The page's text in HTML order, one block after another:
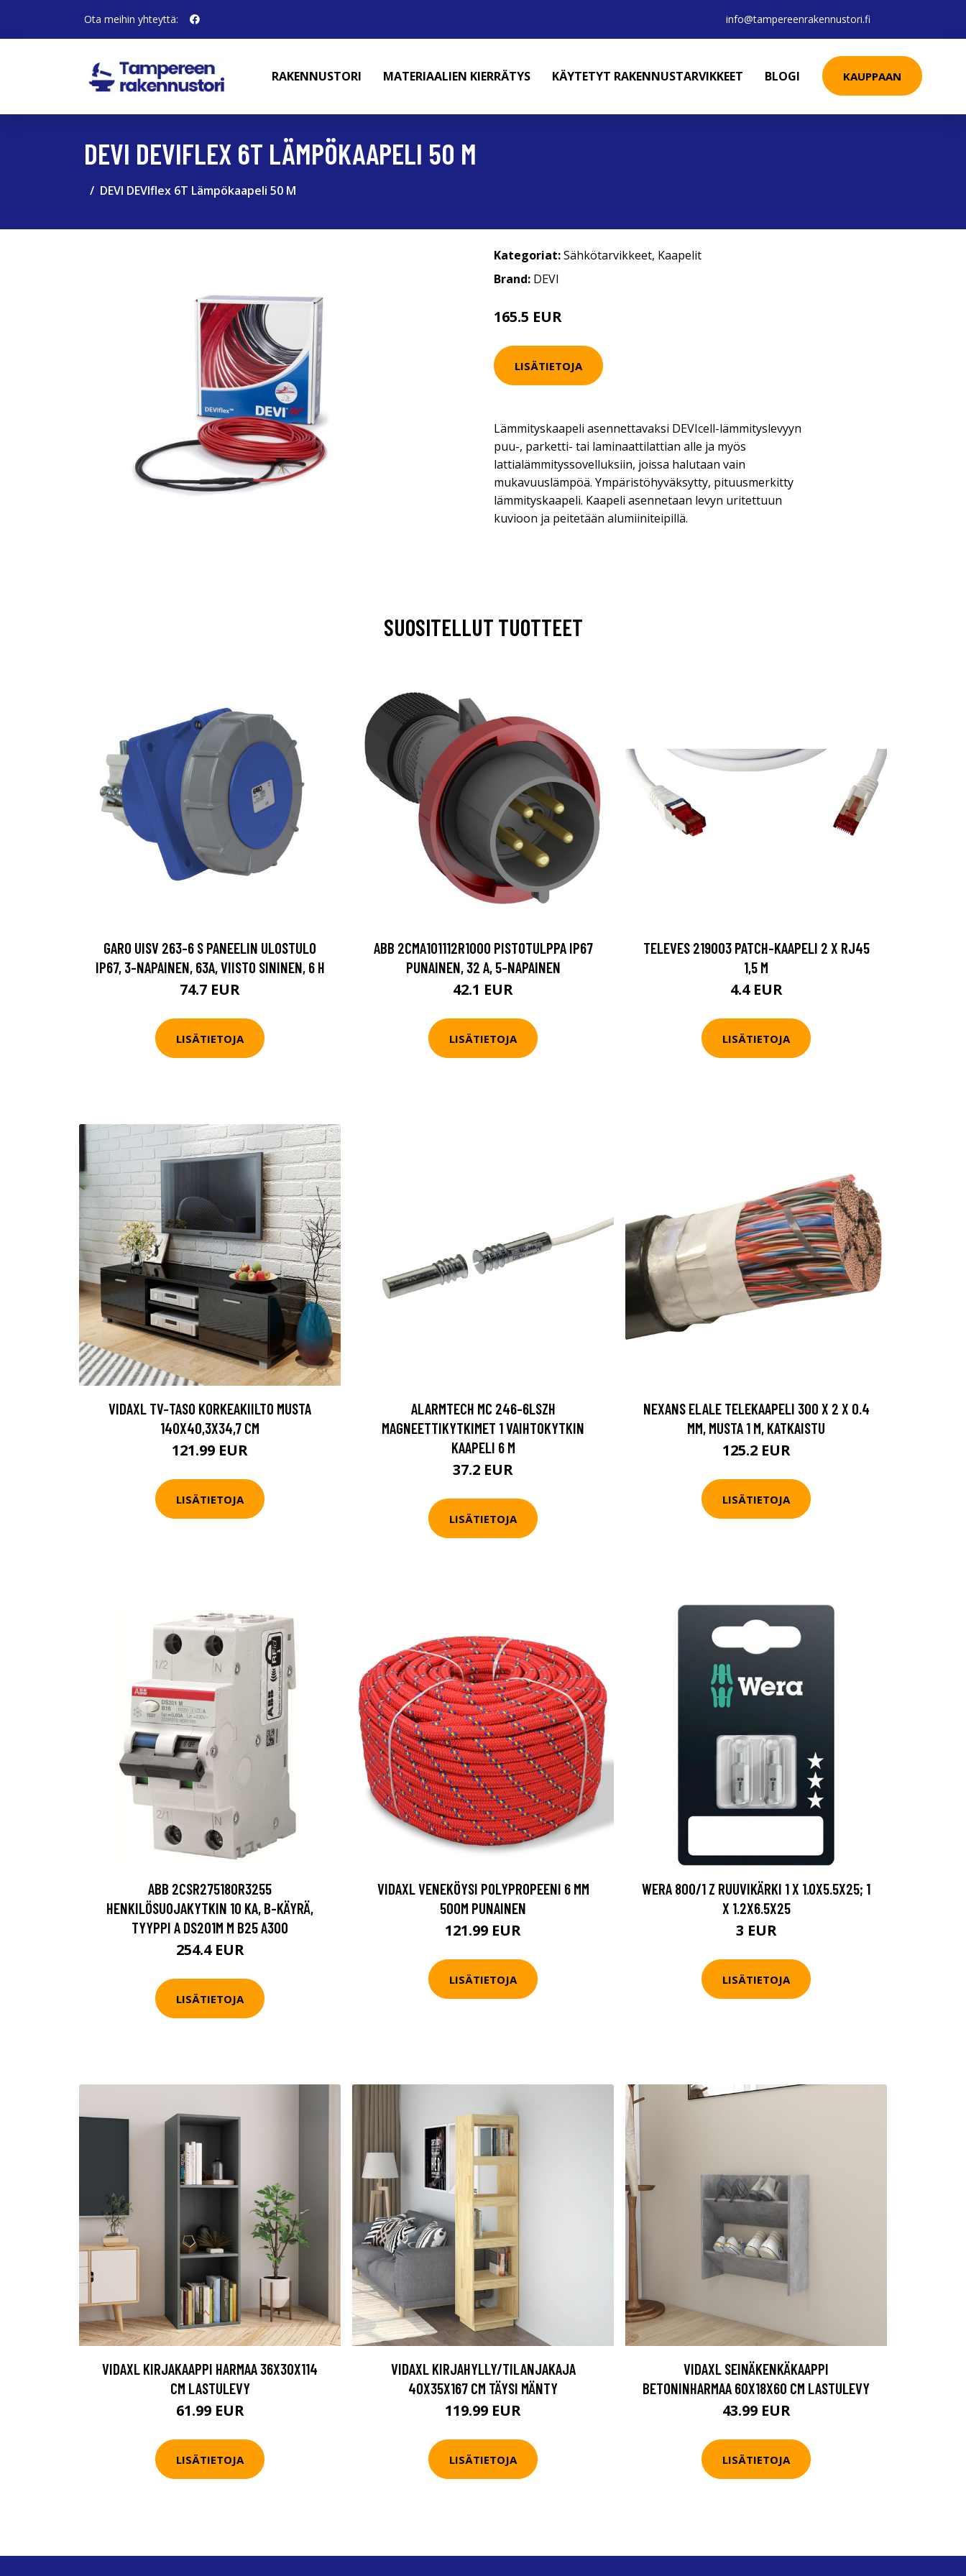
Ota meihin yhteyttä: info@tampereenrakennustori.fi
RAKENNUSTORI MATERIAALIEN KIERRÄTYS KÄYTETYT RAKENNUSTARVIKKEET BLOGI KAUPPAAN
DEVI DEVIFLEX 6T LÄMPÖKAAPELI 50 M
DEVI DEVIflex 6T Lämpökaapeli 50 M
Kategoriat:Sähkötarvikkeet, Kaapelit
Brand: DEVI
165.5 EUR
LISÄTIETOJA
Lämmityskaapeli asennettavaksi DEVIcell-lämmityslevyyn
puu-, parketti- tai laminaattilattian alle ja myös
lattialämmityssovelluksiin, joissa halutaan vain
mukavuuslämpöä. Ympäristöhyväksytty, pituusmerkitty
lämmityskaapeli. Kaapeli asennetaan levyn uritettuun
kuvioon ja peitetään alumiiniteipillä.
SUOSITELLUT TUOTTEET
GARO UISV 263-6 S PANEELIN ULOSTULO
IP67, 3-NAPAINEN, 63A, VIISTO SININEN, 6 H
74.7 EUR
LISÄTIETOJA
ABB 2CMA101112R1000 PISTOTULPPA IP67
PUNAINEN, 32 A, 5-NAPAINEN
42.1 EUR
LISÄTIETOJA
TELEVES 219003 PATCH-KAAPELI 2 X RJ45
1,5 M
4.4 EUR
LISÄTIETOJA
VIDAXL TV-TASO KORKEAKIILTO MUSTA
140X40,3X34,7 CM
121.99 EUR
LISÄTIETOJA
ALARMTECH MC 246-6LSZH
MAGNEETTIKYTKIMET 1 VAIHTOKYTKIN
KAAPELI 6 M
37.2 EUR
LISÄTIETOJA
NEXANS ELALE TELEKAAPELI 300 X 2 X 0.4
MM, MUSTA 1 M, KATKAISTU
125.2 EUR
LISÄTIETOJA
ABB 2CSR275180R3255
HENKILÖSUOJAKYTKIN 10 KA, B-KÄYRÄ,
TYYPPI A DS201M M B25 A300
254.4 EUR
LISÄTIETOJA
VIDAXL VENEKÖYSI POLYPROPEENI 6 MM
500M PUNAINEN
121.99 EUR
LISÄTIETOJA
WERA 800/1 Z RUUVIKÄRKI 1 X 1.0X5.5X25; 1
X 1.2X6.5X25
3 EUR
LISÄTIETOJA
VIDAXL KIRJAKAAPPI HARMAA 36X30X114
CM LASTULEVY
61.99 EUR
LISÄTIETOJA
VIDAXL KIRJAHYLLY/TILANJAKAJA
40X35X167 CM TÄYSI MÄNTY
119.99 EUR
LISÄTIETOJA
VIDAXL SEINÄKENKÄKAAPPI
BETONINHARMAA 60X18X60 CM LASTULEVY
43.99 EUR
LISÄTIETOJA